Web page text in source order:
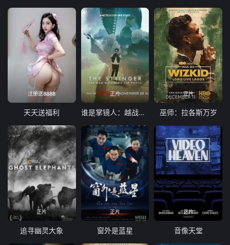
注册送8888
天天送福利
正片
谁是掌镜人：越战经典照片之谜
正片
巫师：拉各斯万岁
正片
追寻幽灵大象
正片
窗外是蓝星
正片
音像天堂